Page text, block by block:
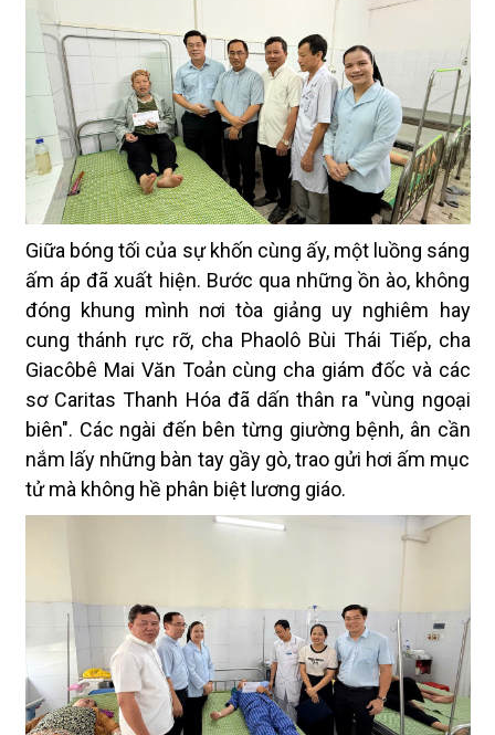
Giữa bóng tối của sự khốn cùng ấy, một luồng sáng
ấm áp đã xuất hiện. Bước qua những ồn ào, không
đóng khung mình nơi tòa giảng uy nghiêm hay
cung thánh rực rỡ, cha Phaolô Bùi Thái Tiếp, cha
Giacôbê Mai Văn Toản cùng cha giám đốc và các
sơ Caritas Thanh Hóa đã dấn thân ra "vùng ngoại
biên". Các ngài đến bên từng giường bệnh, ân cần
nắm lấy những bàn tay gầy gò, trao gửi hơi ấm mục
tử mà không hề phân biệt lương giáo.